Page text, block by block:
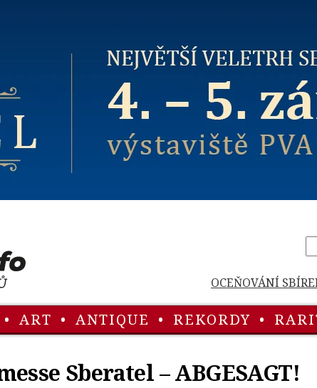
OCEŇOVÁNÍ
• ART • ANTIQUE • REKORDY •
Sberatel – ABGESAGT!